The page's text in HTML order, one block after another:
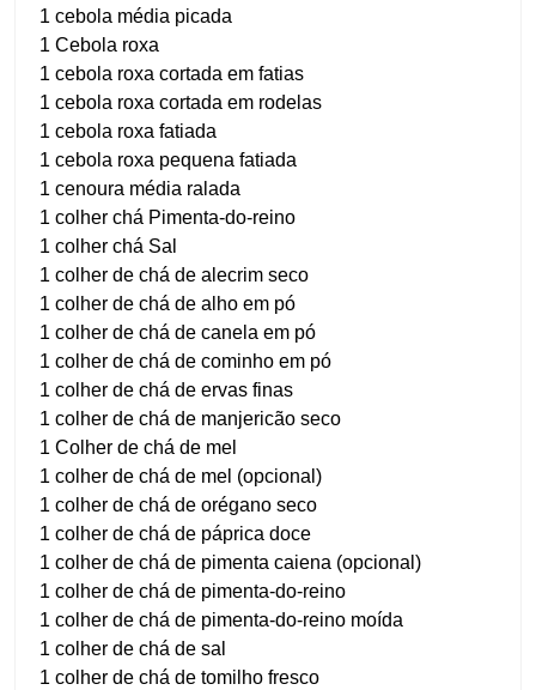
1 cebola média picada
1 Cebola roxa
1 cebola roxa cortada em fatias
1 cebola roxa cortada em rodelas
1 cebola roxa fatiada
1 cebola roxa pequena fatiada
1 cenoura média ralada
1 colher chá Pimenta-do-reino
1 colher chá Sal
1 colher de chá de alecrim seco
1 colher de chá de alho em pó
1 colher de chá de canela em pó
1 colher de chá de cominho em pó
1 colher de chá de ervas finas
1 colher de chá de manjericão seco
1 Colher de chá de mel
1 colher de chá de mel (opcional)
1 colher de chá de orégano seco
1 colher de chá de páprica doce
1 colher de chá de pimenta caiena (opcional)
1 colher de chá de pimenta-do-reino
1 colher de chá de pimenta-do-reino moída
1 colher de chá de sal
1 colher de chá de tomilho fresco